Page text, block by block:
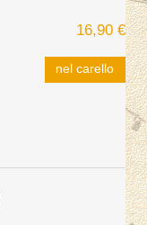
16,90 €
nel carello